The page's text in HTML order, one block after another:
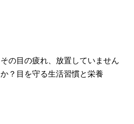
その目の疲れ、放置していません
か？目を守る生活習慣と栄養